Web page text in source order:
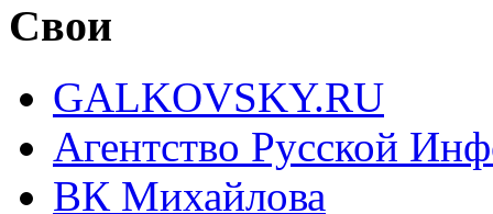
Свои
GALKOVSKY.RU
Агентство Русской
ВК Михайлова